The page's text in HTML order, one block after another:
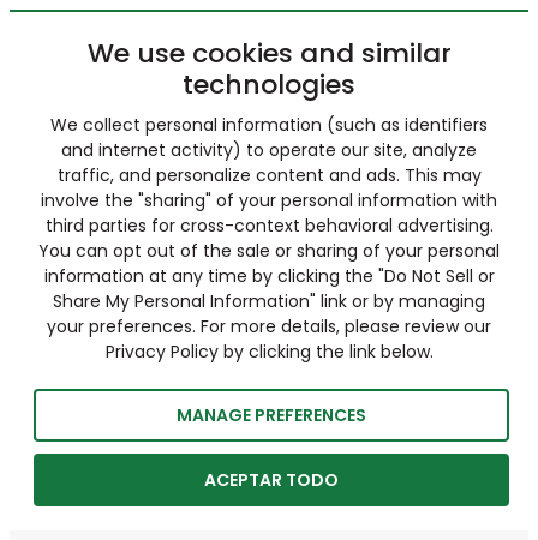
We use cookies and similar
technologies
We collect personal information (such as identifiers
and internet activity) to operate our site, analyze
traffic, and personalize content and ads. This may
involve the "sharing" of your personal information with
third parties for cross-context behavioral advertising.
You can opt out of the sale or sharing of your personal
information at any time by clicking the "Do Not Sell or
Share My Personal Information" link or by managing
your preferences. For more details, please review our
Privacy Policy by clicking the link below.
MANAGE PREFERENCES
ACEPTAR TODO